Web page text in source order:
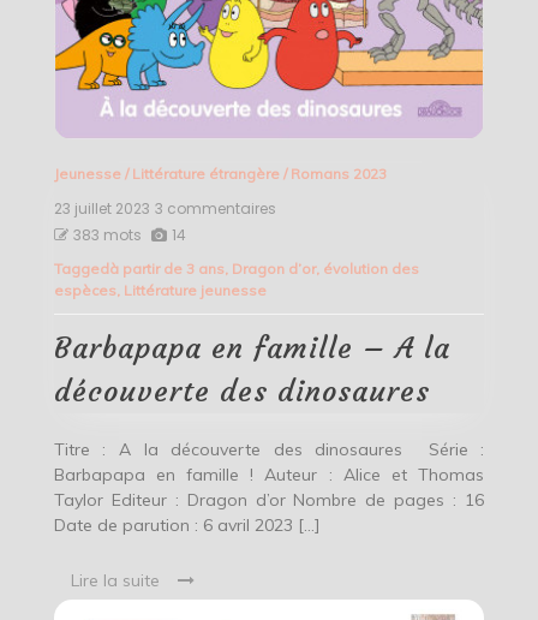
Jeunesse/ Littérature étrangère/ Romans 2023
23 juillet 2023 3 commentaires
famille
découverte
des
dinosaures
383 mots 14
Taggedà partir de 3 ans Dragon d’or, évolution des
espèces Littérature jeunesse
Barbapapa en famille – A la
découverte des dinosaures
Titre : A la découverte des dinosaures Série :
Barbapapa en famille ! Auteur : Alice et Thomas
Taylor Editeur : Dragon d’or Nombre de pages : 16
Date de parution : 6 avril 2023 […]
Lire la suite